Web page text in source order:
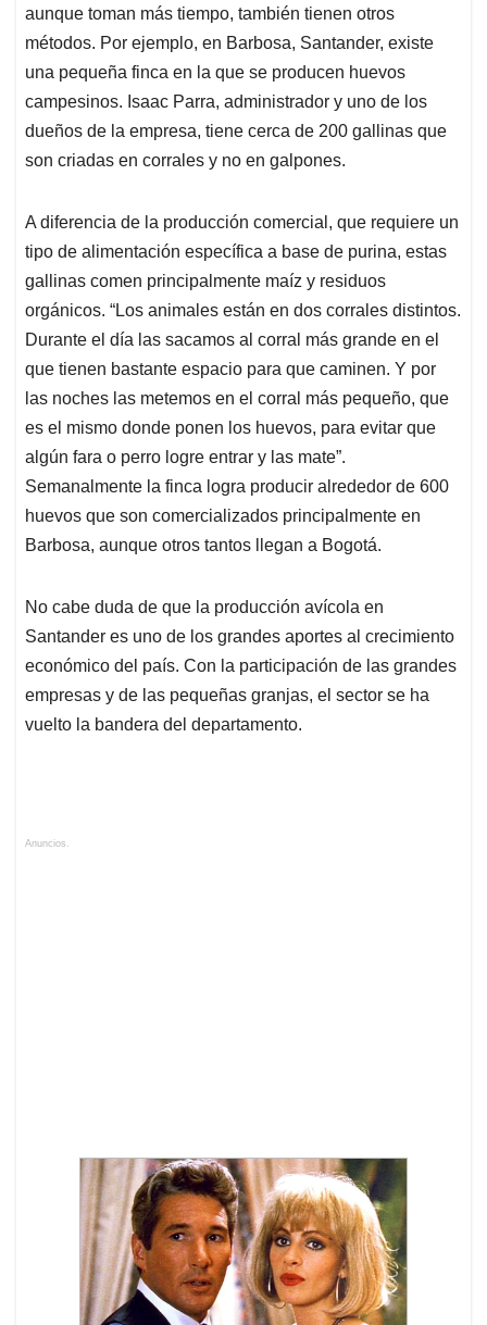
aunque toman más tiempo, también tienen otros
métodos. Por ejemplo, en Barbosa, Santander, existe
una pequeña finca en la que se producen huevos
campesinos. Isaac Parra, administrador y uno de los
dueños de la empresa, tiene cerca de 200 gallinas que
son criadas en corrales y no en galpones.
A diferencia de la producción comercial, que requiere un
tipo de alimentación específica a base de purina, estas
gallinas comen principalmente maíz y residuos
orgánicos. “Los animales están en dos corrales distintos.
Durante el día las sacamos al corral más grande en el
que tienen bastante espacio para que caminen. Y por
las noches las metemos en el corral más pequeño, que
es el mismo donde ponen los huevos, para evitar que
algún fara o perro logre entrar y las mate”.
Semanalmente la finca logra producir alrededor de 600
huevos que son comercializados principalmente en
Barbosa, aunque otros tantos llegan a Bogotá.
No cabe duda de que la producción avícola en
Santander es uno de los grandes aportes al crecimiento
económico del país. Con la participación de las grandes
empresas y de las pequeñas granjas, el sector se ha
vuelto la bandera del departamento.
Anuncios.